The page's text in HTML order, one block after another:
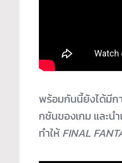
พร้อมกันนี้ยังได้มีก
กชันของเกม และน
ทำให้FINAL